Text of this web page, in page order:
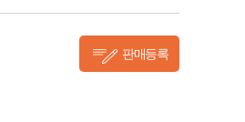
판매등록